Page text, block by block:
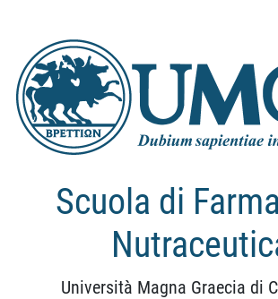
Scuola di
Università Magna Graecia di